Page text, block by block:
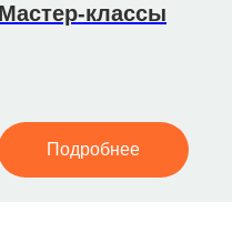
Мастер-классы
Подробнее